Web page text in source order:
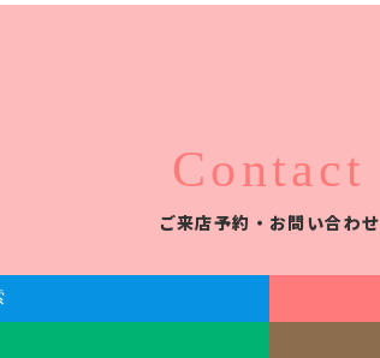
Contact
ご来店予約・お問い合わせ